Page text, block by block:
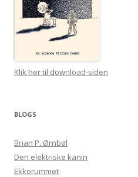
Klik her til download-siden
BLOGS
Brian P. Ørnbøl
Den elektriske kanin
Ekkorummet